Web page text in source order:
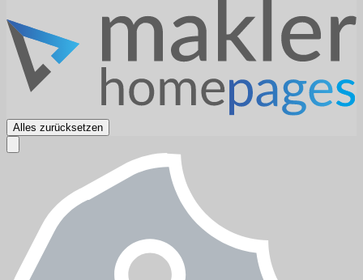
Alles zurücksetzen